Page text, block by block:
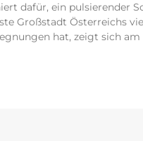
dafür, ein pulsierender
Großstadt Österreichs
hat, zeigt sich